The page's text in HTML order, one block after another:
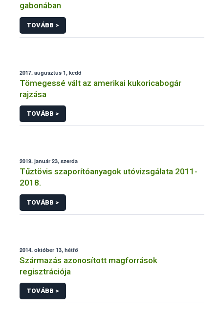
gabonában
TOVÁBB >
2017. augusztus 1, kedd
Tömegessé vált az amerikai kukoricabogár
rajzása
TOVÁBB >
2019. január 23, szerda
Tűztövis szaporítóanyagok utóvizsgálata 2011-
2018.
TOVÁBB >
2014. október 13, hétfő
Származás azonosított magforrások
regisztrációja
TOVÁBB >